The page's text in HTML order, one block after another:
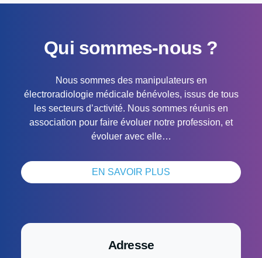
Qui sommes-nous ?
Nous sommes des manipulateurs en
électroradiologie médicale bénévoles, issus de tous
les secteurs d’activité. Nous sommes réunis en
association pour faire évoluer notre profession, et
évoluer avec elle…
EN SAVOIR PLUS
Adresse